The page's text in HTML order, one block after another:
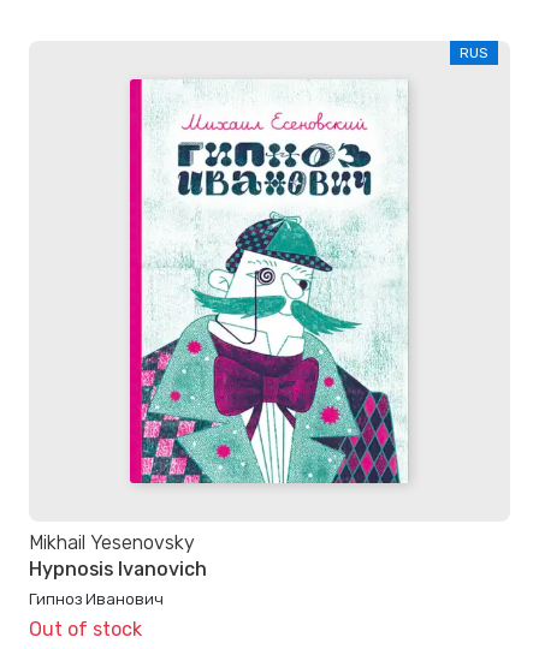
RUS
Mikhail Yesenovsky
Hypnosis Ivanovich
Гипноз Иванович
Out of stock